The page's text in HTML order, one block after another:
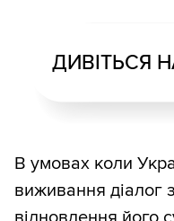
ДИВІТЬСЯ
В умовах коли
виживання діалог